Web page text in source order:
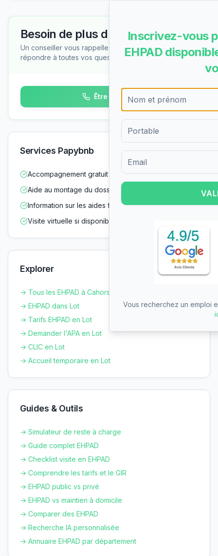
Besoin de plus d'informations ?
Un conseiller vous rappelle gratuitement pour
répondre à toutes vos questions
Être rappelé
Services Papybnb
Accompagnement gratuit dans vos démarches
Aide au montage du dossier d'admission
Information sur les aides financières
Visite virtuelle si disponible
Explorer
→ Tous les EHPAD à Cahors
→ EHPAD dans Lot
→ Tarifs EHPAD en Lot
→ Demander l'APA en Lot
→ CLIC en Lot
→ Accueil temporaire en Lot
Guides & Outils
→ Simulateur de reste à charge
→ Guide complet EHPAD
→ Checklist visite en EHPAD
→ Comprendre les tarifs et le GIR
→ EHPAD public vs privé
→ EHPAD vs maintien à domicile
→ Comparer des EHPAD
→ Recherche IA personnalisée
→ Annuaire EHPAD par département
Inscrivez-vous
EHPAD
Formulaire d'inscription pour
Vous recherchez un emploi